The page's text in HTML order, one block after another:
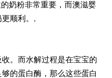
奶粉非常重要，而澳滋婴
顺利。 ,
。而水解过程是在宝宝的
的蛋白酶，那么这些蛋白